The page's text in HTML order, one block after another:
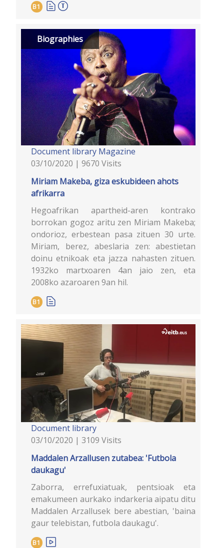
B1
Biographies
Document library Magazine
03/10/2020 | 9670 Visits
Miriam Makeba, giza eskubideen ahots
afrikarra
Hegoafrikan apartheid-aren kontrako
borrokan gogoz aritu zen Miriam Makeba;
ondorioz, erbestean pasa zituen 30 urte.
Miriam, berez, abeslaria zen: abestietan
doinu etnikoak eta jazza nahasten zituen.
1932ko martxoaren 4an jaio zen, eta
2008ko azaroaren 9an hil.
B1
Document library
03/10/2020 | 3109 Visits
Maddalen Arzallusen zutabea: 'Futbola
daukagu'
Zaborra, errefuxiatuak, pentsioak eta
emakumeen aurkako indarkeria aipatu ditu
Maddalen Arzallusek bere abestian, 'baina
gaur telebistan, futbola daukagu'.
B1